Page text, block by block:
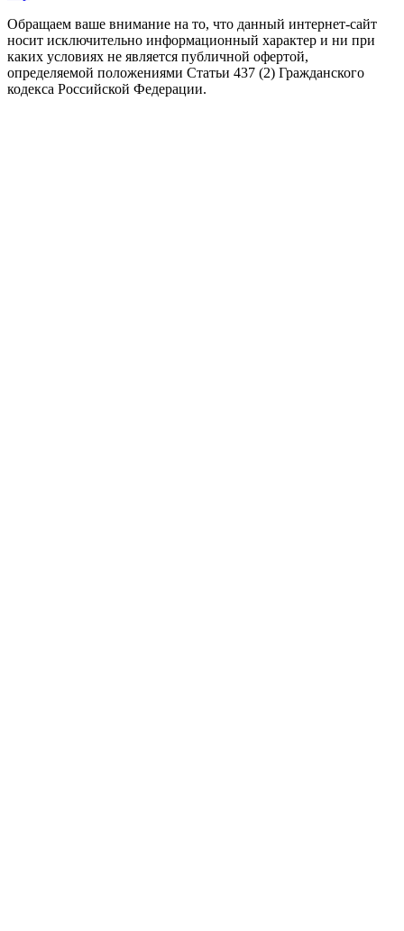
Обращаем ваше внимание на то, что данный интернет-сайт
носит исключительно информационный характер и ни при
каких условиях не является публичной офертой,
определяемой положениями Статьи 437 (2) Гражданского
кодекса Российской Федерации.